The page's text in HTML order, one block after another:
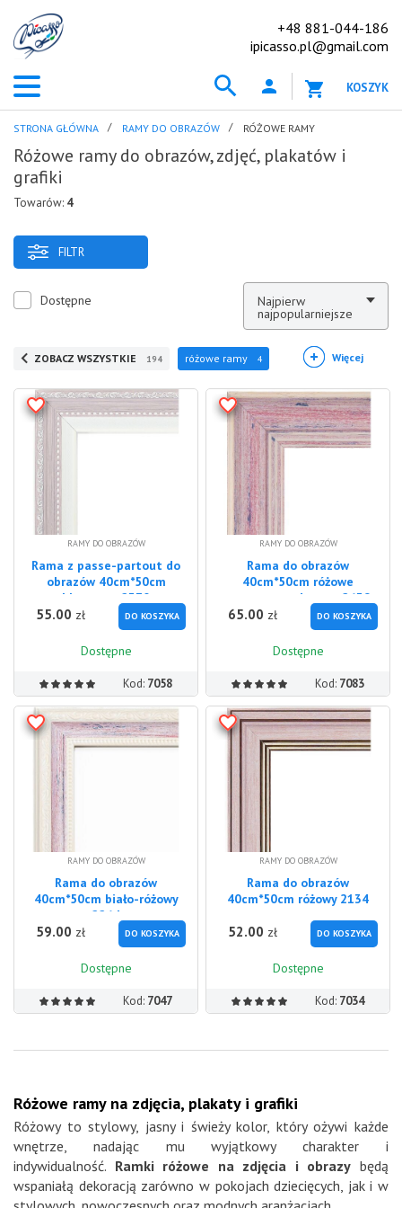
+48 881-044-186
ipicasso.pl@gmail.com
KOSZYK
STRONA GŁÓWNA RAMY DO OBRAZÓW RÓŻOWE RAMY
Towarów: 4
Różowe ramy do obrazów, zdjęć, plakatów i
grafiki
FILTR
Dostępne Najpierw
najpopularniejsze
ZOBACZ WSZYSTKIE 194 Więcej
różowe ramy 4
RAMY DO OBRAZÓW
Rama z passe-partout do
obrazów 40cm*50cm
blassrosa 2370
55.00 zł DO KOSZYKA
Dostępne
Kod: 7058
RAMY DO OBRAZÓW
Rama do obrazów
40cm*50cm różowe
postarzane drewno 2639
65.00 zł DO KOSZYKA
Dostępne
Kod: 7083
RAMY DO OBRAZÓW
Rama do obrazów
40cm*50cm biało-różowy
2264
59.00 zł DO KOSZYKA
Dostępne
Kod: 7047
RAMY DO OBRAZÓW
Rama do obrazów
40cm*50cm różowy 2134
52.00 zł DO KOSZYKA
Dostępne
Kod: 7034
Różowe ramy na zdjęcia, plakaty i grafiki
Różowy to stylowy, jasny i świeży kolor, który ożywi każde
wnętrze, nadając mu wyjątkowy charakter i
indywidualność. Ramki różowe na zdjęcia i obrazy będą
wspaniałą dekoracją zarówno w pokojach dziecięcych, jak i w